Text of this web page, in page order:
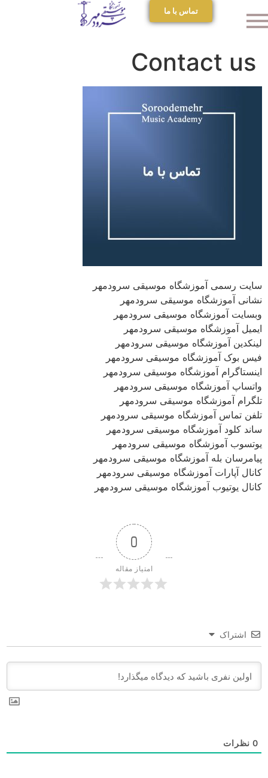
تماس با ما
Contact us
سایت رسمی آموزشگاه موسیقی سرودمهر
نشانی آموزشگاه موسیقی سرودمهر
وبسایت آموزشگاه موسیقی سرودمهر
ایمیل آموزشگاه موسیقی سرودمهر
لینکدین آموزشگاه موسیقی سرودمهر
فیس بوک آموزشگاه موسیقی سرودمهر
اینستاگرام آموزشگاه موسیقی سرودمهر
واتساپ آموزشگاه موسیقی سرودمهر
تلگرام آموزشگاه موسیقی سرودمهر
تلفن تماس آموزشگاه موسیقی سرودمهر
ساند کلود آموزشگاه موسیقی سرودمهر
یوتسوب آموزشگاه موسیقی سرودمهر
پیامرسان بله آموزشگاه موسیقی سرودمهر
کانال آپارات آموزشگاه موسیقی سرودمهر
کانال یوتیوب آموزشگاه موسیقی سرودمهر
0
امتیاز مقاله
اشتراک
0 نظرات